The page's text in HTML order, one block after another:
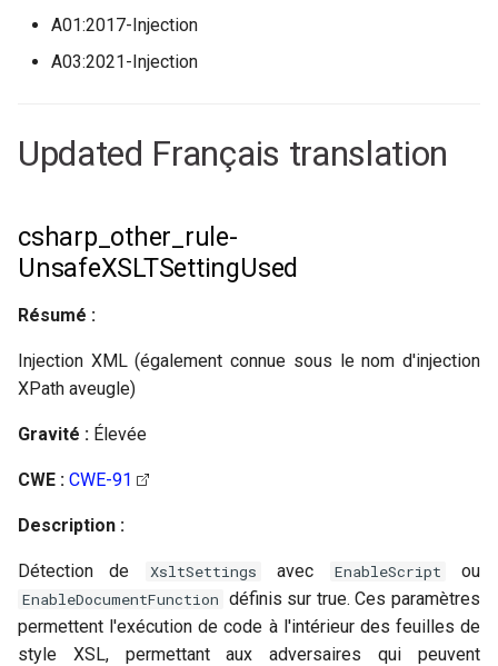
A01:2017-Injection
A03:2021-Injection
Updated Français translation
csharp_other_rule-
UnsafeXSLTSettingUsed
Résumé :
Injection XML (également connue sous le nom d'injection
XPath aveugle)
Gravité : Élevée
CWE : CWE-91
Description :
Détection de XsltSettings avec EnableScript ou
EnableDocumentFunction définis sur true. Ces paramètres
permettent l'exécution de code à l'intérieur des feuilles de
style XSL, permettant aux adversaires qui peuvent